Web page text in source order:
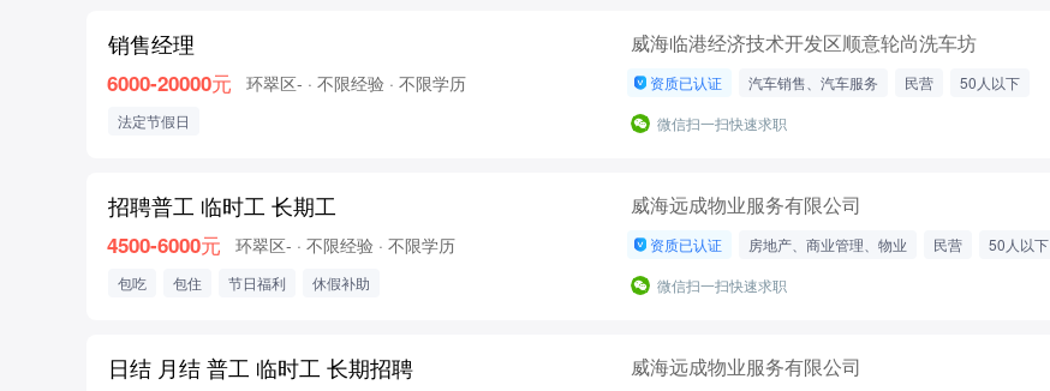
销售经理 威海临港经济技术开发区顺意轮尚洗车坊
6000-20000元 环翠区- · 不限经验 · 不限学历 资质已认证 汽车销售、汽车服务 民营 50人以下
法定节假日 微信扫一扫快速求职
招聘普工 临时工 长期工 威海远成物业服务有限公司
4500-6000元 环翠区- · 不限经验 · 不限学历 资质已认证 房地产、商业管理、物业 民营 50人以下
包吃 包住 节日福利 休假补助 微信扫一扫快速求职
日结 月结 普工 临时工 长期招聘 威海远成物业服务有限公司